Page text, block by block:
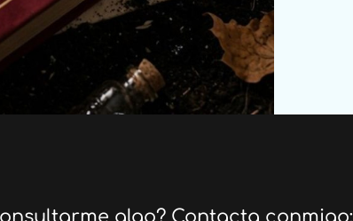
algo? Contacta conmigo: